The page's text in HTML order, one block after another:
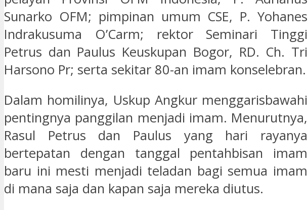
Sunarko OFM; pimpinan umum CSE, P. Yohanes
Indrakusuma O’Carm; rektor Seminari Tinggi
Petrus dan Paulus Keuskupan Bogor, RD. Ch. Tri
Harsono Pr; serta sekitar 80-an imam konselebran.
Dalam homilinya, Uskup Angkur menggarisbawahi
pentingnya panggilan menjadi imam. Menurutnya,
Rasul Petrus dan Paulus yang hari rayanya
bertepatan dengan tanggal pentahbisan imam
baru ini mesti menjadi teladan bagi semua imam
di mana saja dan kapan saja mereka diutus.